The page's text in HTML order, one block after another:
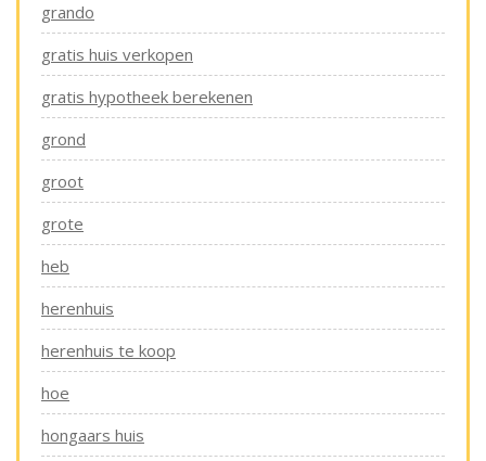
grando
gratis huis verkopen
gratis hypotheek berekenen
grond
groot
grote
heb
herenhuis
herenhuis te koop
hoe
hongaars huis